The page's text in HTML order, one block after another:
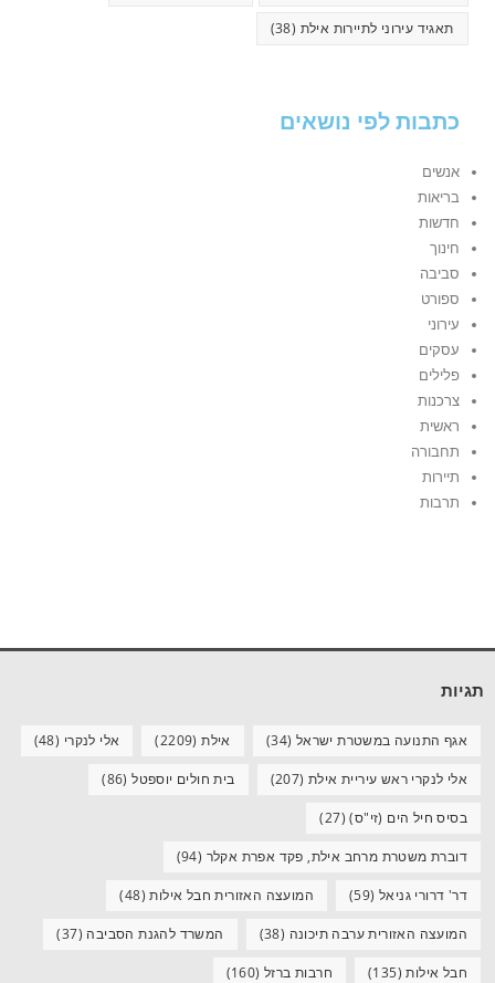
תאגיד עירוני לתיירות אילת (38)
כתבות לפי נושאים
אנשים
בריאות
חדשות
חינוך
סביבה
ספורט
עירוני
עסקים
פלילים
צרכנות
ראשית
תחבורה
תיירות
תרבות
תגיות
אגף התנועה במשטרת ישראל (34) אילת(2209) אלי לנקרי (48)
אלי לנקרי ראש עיריית אילת (207) בית חולים יוספטל(86)
בסיס חיל הים (זי"ס)(27)
דוברת משטרת מרחב אילת, פקד אפרת אקלר (94)
דר' דרורי גניאל (59) המועצה האזורית חבל אילות(48)
המועצה האזורית ערבה תיכונה (38) המשרד להגנת הסביבה (37)
חבל אילות(135) חרבות ברזל (160)